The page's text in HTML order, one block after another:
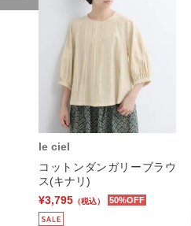
le ciel
コットンダンガリーブラウ
ス(キナリ)
¥3,795 （税込） 50%OFF